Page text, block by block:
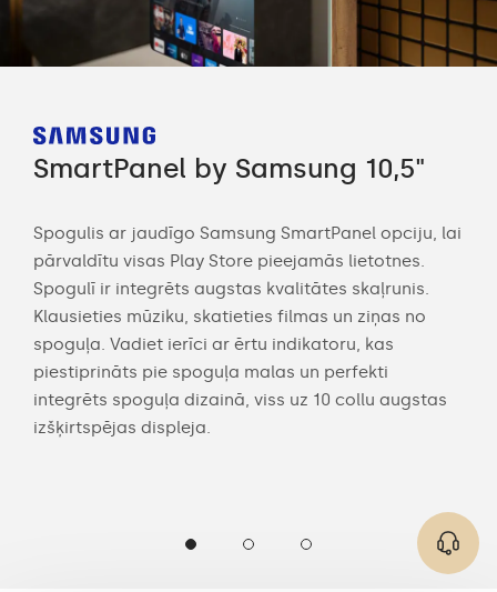
SmartPanel by Samsung 10,5"
Spogulis ar jaudīgo Samsung SmartPanel opciju, lai
pārvaldītu visas Play Store pieejamās lietotnes.
Spogulī ir integrēts augstas kvalitātes skaļrunis.
Klausieties mūziku, skatieties filmas un ziņas no
spoguļa. Vadiet ierīci ar ērtu indikatoru, kas
piestiprināts pie spoguļa malas un perfekti
integrēts spoguļa dizainā, viss uz 10 collu augstas
izšķirtspējas displeja.